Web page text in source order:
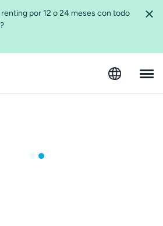
por 12 o 24 meses con todo